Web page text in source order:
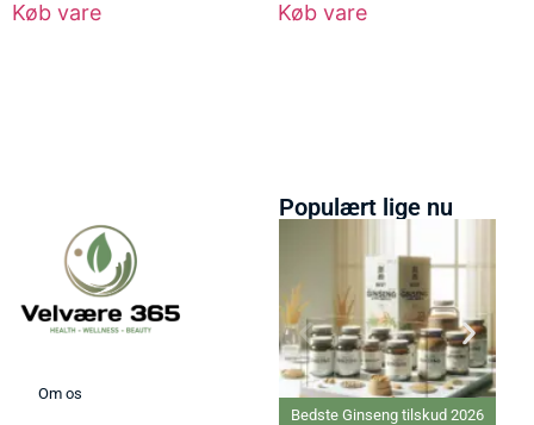
Køb vare Køb vare
Om os
Populært lige nu
Bedste Ginseng tilskud 2026